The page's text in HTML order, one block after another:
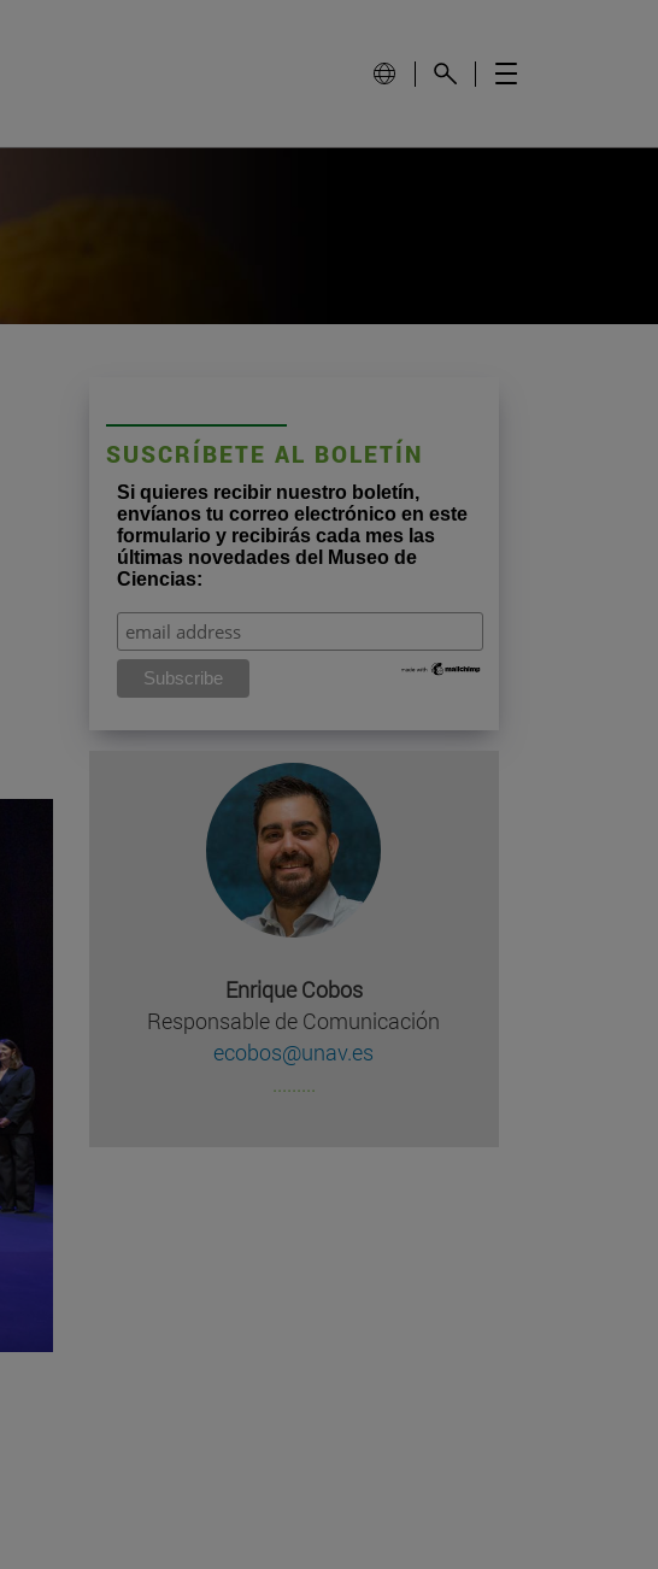
SUSCRÍBETE AL BOLETÍN
Si quieres recibir nuestro boletín,
envíanos tu correo electrónico en este
formulario y recibirás cada mes las
últimas novedades del Museo de
Ciencias:
Enrique Cobos
Responsable de Comunicación
ecobos@unav.es
.........